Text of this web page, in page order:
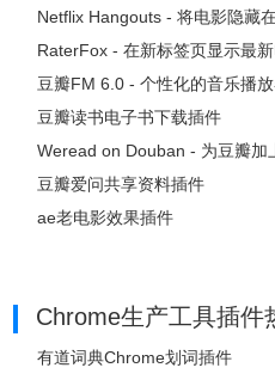
Netflix Hangouts - 将电影隐藏在
RaterFox - 在新标签页显示最
豆瓣FM 6.0 - 个性化的音乐播
豆瓣读书电子书下载插件
Weread on Douban - 为豆瓣加
豆瓣爱问共享资料插件
ae老电影效果插件
Chrome生产工具插件
有道词典Chrome划词插件